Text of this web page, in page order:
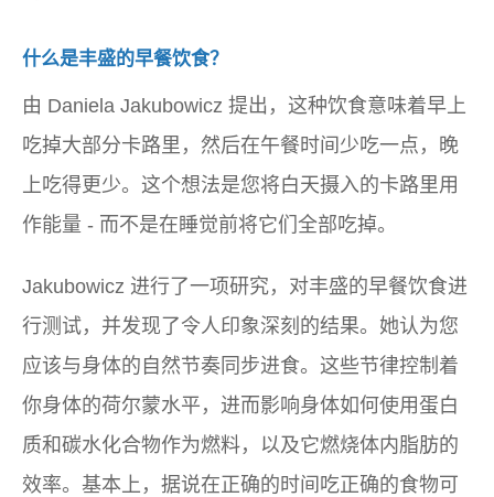
什么是丰盛的早餐饮食？
由 Daniela Jakubowicz 提出，这种饮食意味着早上
吃掉大部分卡路里，然后在午餐时间少吃一点，晚
上吃得更少。这个想法是您将白天摄入的卡路里用
作能量 - 而不是在睡觉前将它们全部吃掉。
Jakubowicz 进行了一项研究，对丰盛的早餐饮食进
行测试，并发现了令人印象深刻的结果。她认为您
应该与身体的自然节奏同步进食。这些节律控制着
你身体的荷尔蒙水平，进而影响身体如何使用蛋白
质和碳水化合物作为燃料，以及它燃烧体内脂肪的
效率。基本上，据说在正确的时间吃正确的食物可